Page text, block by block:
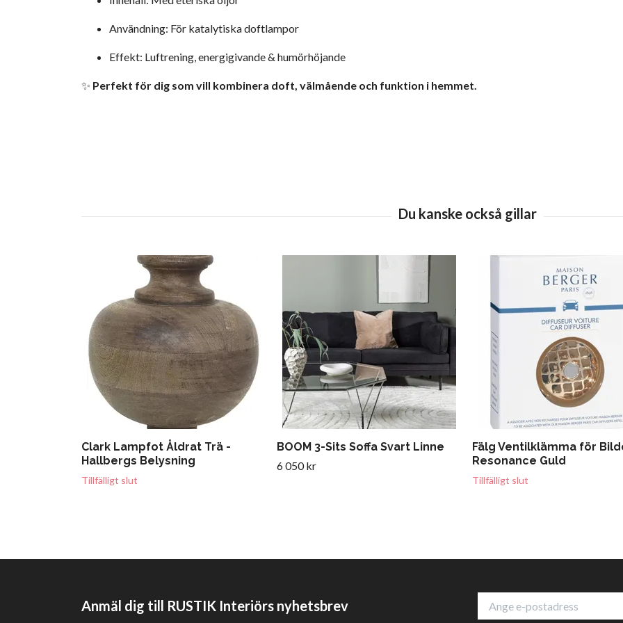
Användning: För katalytiska doftlampor
Effekt: Luftrening, energigivande & humörhöjande
✨ Perfekt för dig som vill kombinera doft, välmående och funktion i hemmet.
Clark Lampfot Åldrat Trä -
Hallbergs Belysning
Tillfälligt slut
BOOM 3-Sits Soffa Svart Linne
6 050 kr
Fälg Ventilklämma för
Resonance Guld
Tillfälligt slut
Anmäl dig till RUSTIK Interiörs nyhetsbrev